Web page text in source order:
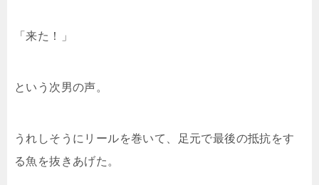
「来た！」
という次男の声。
うれしそうにリールを巻いて、足元で最後の抵抗をす
る魚を抜きあげた。